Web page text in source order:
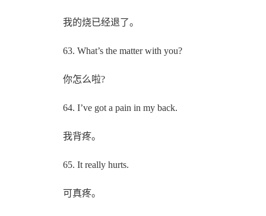
我的烧已经退了。
63. What’s the matter with you?
你怎么啦?
64. I’ve got a pain in my back.
我背疼。
65. It really hurts.
可真疼。